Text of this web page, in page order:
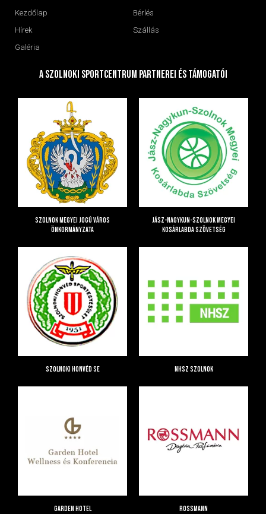
Kezdőlap
Hírek
Galéria
Bérlés
Szállás
A Szolnoki Sportcentrum Partnerei és Támogatói
Szolnok Megyei Jogú Város
Önkormányzata
Jász-Nagykun-Szolnok Megyei
Kosárlabda Szövetség
Szolnoki Honvéd SE NHSZ Szolnok
Garden Hotel Rossmann